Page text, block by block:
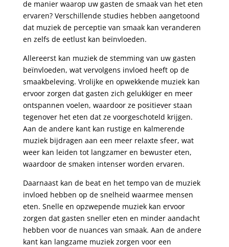
de manier waarop uw gasten de smaak van het eten
ervaren? Verschillende studies hebben aangetoond
dat muziek de perceptie van smaak kan veranderen
en zelfs de eetlust kan beïnvloeden.
Allereerst kan muziek de stemming van uw gasten
beïnvloeden, wat vervolgens invloed heeft op de
smaakbeleving. Vrolijke en opwekkende muziek kan
ervoor zorgen dat gasten zich gelukkiger en meer
ontspannen voelen, waardoor ze positiever staan
tegenover het eten dat ze voorgeschoteld krijgen.
Aan de andere kant kan rustige en kalmerende
muziek bijdragen aan een meer relaxte sfeer, wat
weer kan leiden tot langzamer en bewuster eten,
waardoor de smaken intenser worden ervaren.
Daarnaast kan de beat en het tempo van de muziek
invloed hebben op de snelheid waarmee mensen
eten. Snelle en opzwepende muziek kan ervoor
zorgen dat gasten sneller eten en minder aandacht
hebben voor de nuances van smaak. Aan de andere
kant kan langzame muziek zorgen voor een